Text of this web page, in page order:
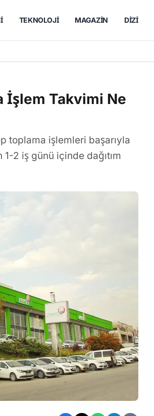
TEKNOLOJI MAGAZIN DIZI
İşlem Takvimi Ne
toplama işlemleri başarıyla
2 iş günü içinde dağıtım